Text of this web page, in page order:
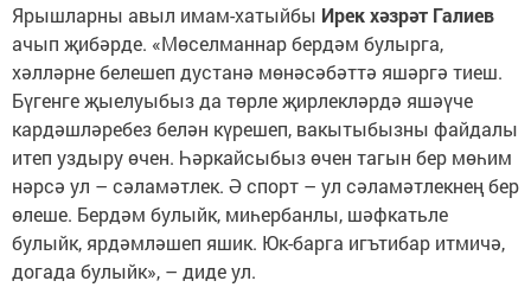
Ярышларны авыл имам-хатыйбы Ирек хәзрәт Галиев
ачып җибәрде. «Мөселманнар бердәм булырга,
хәлләрне белешеп дустанә мөнәсәбәттә яшәргә тиеш.
Бүгенге җыелуыбыз да төрле җирлекләрдә яшәүче
кардәшләребез белән күрешеп, вакытыбызны файдалы
итеп уздыру өчен. Һәркайсыбыз өчен тагын бер мөһим
нәрсә ул – сәламәтлек. Ә спорт – ул сәламәтлекнең бер
өлеше. Бердәм булыйк, миһербанлы, шәфкатьле
булыйк, ярдәмләшеп яшик. Юк-барга игътибар итмичә,
догада булыйк», – диде ул.